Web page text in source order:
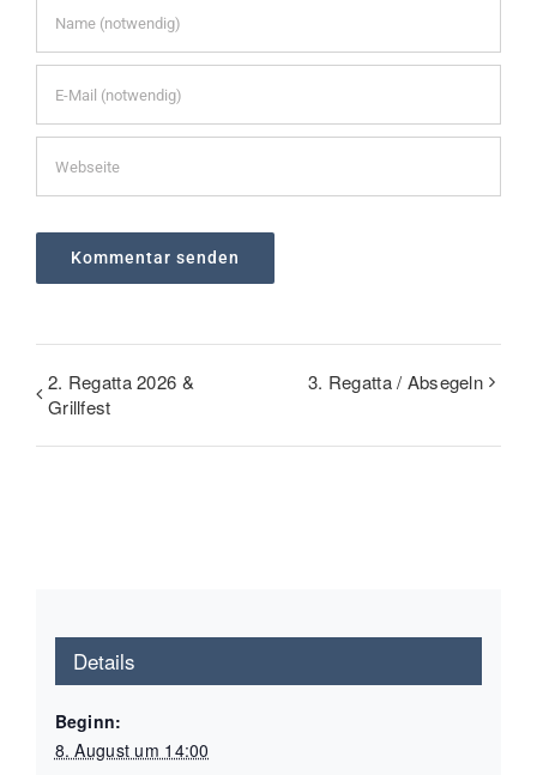
2. Regatta 2026 &
Grillfest
3. Regatta / Absegeln
Details
Beginn:
8. August um 14:00